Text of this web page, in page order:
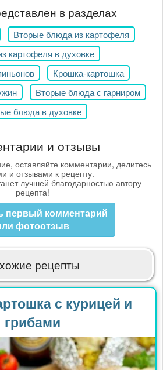
в разделах
Вторые блюда из картофеля
картофеля в духовке
Крошка-картошка
Вторые блюда с гарниром
блюда в духовке
и отзывы
оставляйте комментарии, делитесь
и отзывами к рецепту.
лучшей благодарностью автору
рецепта!
первый комментарий
фотоотзыв
рецепты
с курицей и
грибами